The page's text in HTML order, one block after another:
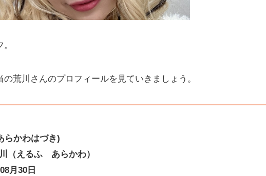
荒川さんのプロフィールを見ていきましょう。
らかわはづき)
（えるふ あらかわ）
月30日